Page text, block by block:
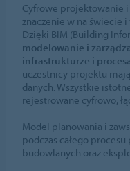
Cyfrowe projektowanie
znaczenie w na świecie i
Dzięki BIM (Building
modelowanie i
infrastrukturze i
uczestnicy projektu
danych. Wszystkie
rejestrowane cyfrowo,
Model planowania i
podczas całego
budowlanych oraz